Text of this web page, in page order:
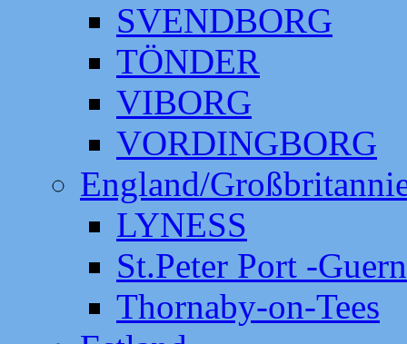
SVENDBORG
TÖNDER
VIBORG
VORDINGBORG
England/
LYNESS
St.Peter Port -
Thornaby-on-Tees